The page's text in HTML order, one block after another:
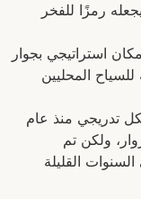
رمزًا للفخر
استراتيجي بجوار
المحليين
تدريجي منذ عام
ولكن تم
القليلة